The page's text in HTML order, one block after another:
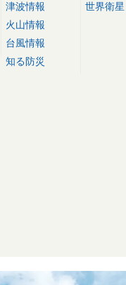
津波情報
火山情報
台風情報
知る防災
世界衛星